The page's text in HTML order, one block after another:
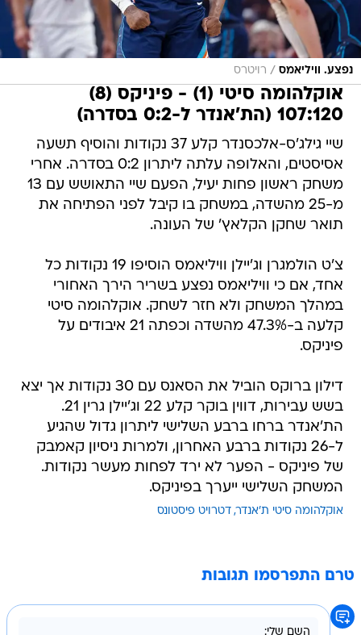
נפצע. וויליאמס / רויטרס
אוקלהומה סיטי (1) - פיניקס (8)
107:120 (הת'אנדר ל-0:2 בסדרה)
שיי גילג'ס-אלכסנדר קלע 37 נקודות והוסיף תשעה
אסיסטים, והאלופה עלתה ליתרון 0:2 בסדרה. אחרי
משחק ראשון פחות יעיל, הפעם שיי התאושש עם 13
מ-25 מהשדה, במשחק בו קיבל לפני הפתיחה את
תואר שחקן הקלאץ' של העונה.
צ'ט הולמגרן וג'יילן וויליאמס הוסיפו 19 נקודות כל
אחד, אם כי וויליאמס נפצע בשריר הירך האחורי
במהלך המשחק ולא חזר לשחק. אוקלהומה סיטי
קלעה ב-47.3% מהשדה וכפתה 21 איבודים על
פיניקס.
דילון ברוקס הוביל את הסאנס עם 30 נקודות אך יצא
בשש עבירות, דווין בוקר קלע 22 וג'יילן גרין 21.
הת'אנדר ברחו ברבע השלישי ליתרון גדול שהגיע
ל-26 נקודות ברבע האחרון, ולמרות ניסיון קאמבק
של פיניקס - הפער לא ירד לפחות מעשר נקודות.
המשחק השלישי ייערך בפיניקס.
אוקלהומה סיטי ת'אנדר דטרויט פיסטונס
טרם התפרסמו תגובות